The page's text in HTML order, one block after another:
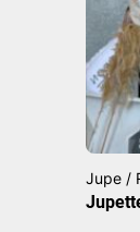
Jupe /